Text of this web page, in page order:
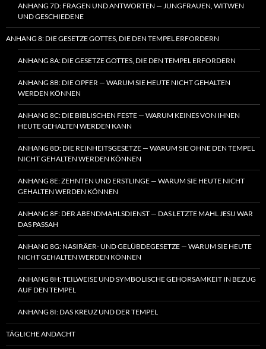
ANHANG 7D: FRAGEN UND ANTWORTEN — JUNGFRAUEN, WITWEN
UND GESCHIEDENE
ANHANG 8: DIE GESETZE GOTTES, DIE DEN TEMPEL ERFORDERN
ANHANG 8A: DIE GESETZE GOTTES, DIE DEN TEMPEL ERFORDERN
ANHANG 8B: DIE OPFER — WARUM SIE HEUTE NICHT GEHALTEN
WERDEN KÖNNEN
ANHANG 8C: DIE BIBLISCHEN FESTE — WARUM KEINES VON IHNEN
HEUTE GEHALTEN WERDEN KANN
ANHANG 8D: DIE REINHEITSGESETZE — WARUM SIE OHNE DEN TEMPEL
NICHT GEHALTEN WERDEN KÖNNEN
ANHANG 8E: ZEHNTEN UND ERSTLINGE — WARUM SIE HEUTE NICHT
GEHALTEN WERDEN KÖNNEN
ANHANG 8F: DER ABENDMAHLSDIENST — DAS LETZTE MAHL JESU WAR
DAS PASSAH
ANHANG 8G: NASIRÄER- UND GELÜBDEGESETZE — WARUM SIE HEUTE
NICHT GEHALTEN WERDEN KÖNNEN
ANHANG 8H: TEILWEISE UND SYMBOLISCHE GEHORSAMKEIT IN BEZUG
AUF DEN TEMPEL
ANHANG 8I: DAS KREUZ UND DER TEMPEL
TÄGLICHE ANDACHT